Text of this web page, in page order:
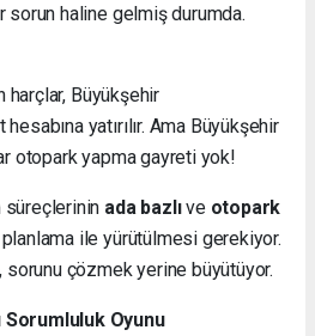
haline gelmiş durumda.
harçlar, Büyükşehir
yatırılır. Ama Büyükşehir
otopark yapma gayreti yok!
süreçlerinin ada bazlıve otopark
ile yürütülmesi gerekiyor.
çözmek yerine büyütüyor.
Sorumluluk Oyunu